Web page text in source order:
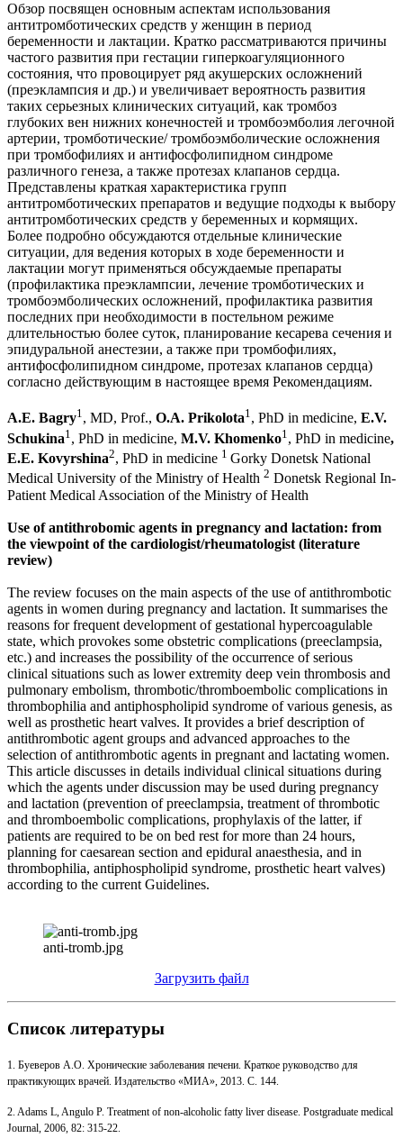
Обзор посвящен основным аспектам использования
антитромботических средств у женщин в период
беременности и лактации. Кратко рассматриваются причины
частого развития при гестации гиперкоагуляционного
состояния, что провоцирует ряд акушерских осложнений
(преэклампсия и др.) и увеличивает вероятность развития
таких серьезных клинических ситуаций, как тромбоз
глубоких вен нижних конечностей и тромбоэмболия легочной
артерии, тромботические/ тромбоэмболические осложнения
при тромбофилиях и антифосфолипидном синдроме
различного генеза, а также протезах клапанов сердца.
Представлены краткая характеристика групп
антитромботических препаратов и ведущие подходы к выбору
антитромботических средств у беременных и кормящих.
Более подробно обсуждаются отдельные клинические
ситуации, для ведения которых в ходе беременности и
лактации могут применяться обсуждаемые препараты
(профилактика преэклампсии, лечение тромботических и
тромбоэмболических осложнений, профилактика развития
последних при необходимости в постельном режиме
длительностью более суток, планирование кесарева сечения и
эпидуральной анестезии, а также при тромбофилиях,
антифосфолипидном синдроме, протезах клапанов сердца)
согласно действующим в настоящее время Рекомендациям.
A.E. Bagry1, MD, Prof., O.А. Prikolota1, PhD in medicine, E.V.
Schukina1 , PhD in medicine, M.V. Khomenko1 , PhD in medicine,
E.E. Kovyrshina2, PhD in medicine 1 Gorky Donetsk National
Medical University of the Ministry of Health 2 Donetsk Regional In-
Patient Medical Association of the Ministry of Health
Use of antithrobomic agents in pregnancy and lactation: from
the viewpoint of the cardiologist/rheumatologist (literature
review)
The review focuses on the main aspects of the use of antithrombotic
agents in women during pregnancy and lactation. It summarises the
reasons for frequent development of gestational hypercoagulable
state, which provokes some obstetric complications (preeclampsia,
etc.) and increases the possibility of the occurrence of serious
clinical situations such as lower extremity deep vein thrombosis and
pulmonary embolism, thrombotic/thromboembolic complications in
thrombophilia and antiphospholipid syndrome of various genesis, as
well as prosthetic heart valves. It provides a brief description of
antithrombotic agent groups and advanced approaches to the
selection of antithrombotic agents in pregnant and lactating women.
This article discusses in details individual clinical situations during
which the agents under discussion may be used during pregnancy
and lactation (prevention of preeclampsia, treatment of thrombotic
and thromboembolic complications, prophylaxis of the latter, if
patients are required to be on bed rest for more than 24 hours,
planning for caesarean section and epidural anaesthesia, and in
thrombophilia, antiphospholipid syndrome, prosthetic heart valves)
according to the current Guidelines.
anti-tromb.jpg
Загрузить файл
Список литературы
1. Буеверов А.О. Хронические заболевания печени. Краткое руководство для
практикующих врачей. Издательство «МИА», 2013. С. 144.
2. Adams L, Angulo P. Treatment of non-alcoholic fatty liver disease. Postgraduate medical
Journal, 2006, 82: 315-22.